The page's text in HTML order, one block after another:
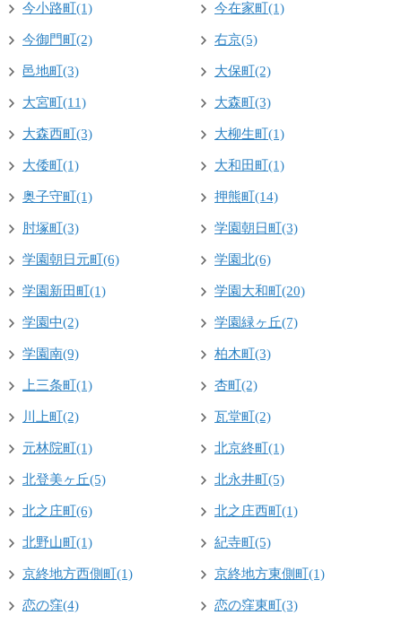
今小路町(1) 今在家町(1)
今御門町(2) 右京(5)
邑地町(3) 大保町(2)
大宮町(11) 大森町(3)
大森西町(3) 大柳生町(1)
大倭町(1) 大和田町(1)
奥子守町(1) 押熊町(14)
肘塚町(3) 学園朝日町(3)
学園朝日元町(6) 学園北(6)
学園新田町(1) 学園大和町(20)
学園中(2) 学園緑ヶ丘(7)
学園南(9) 柏木町(3)
上三条町(1) 杏町(2)
川上町(2) 瓦堂町(2)
元林院町(1) 北京終町(1)
北登美ヶ丘(5) 北永井町(5)
北之庄町(6) 北之庄西町(1)
北野山町(1) 紀寺町(5)
京終地方西側町(1) 京終地方東側町(1)
恋の窪(4) 恋の窪東町(3)